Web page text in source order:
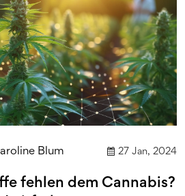
Blum 27 Jan, 2024
fehlen dem Cannabis?